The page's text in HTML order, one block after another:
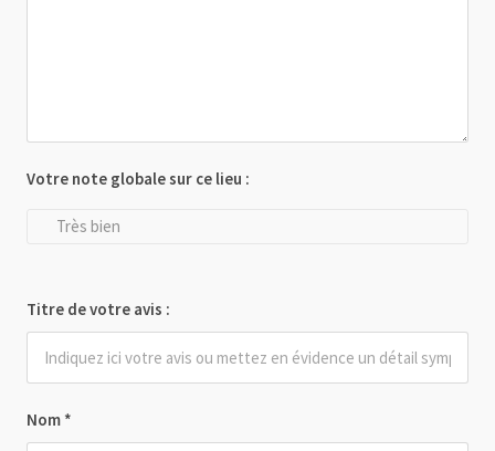
Nom *
Votre note globale sur ce lieu :
Très bien
Titre de votre avis :